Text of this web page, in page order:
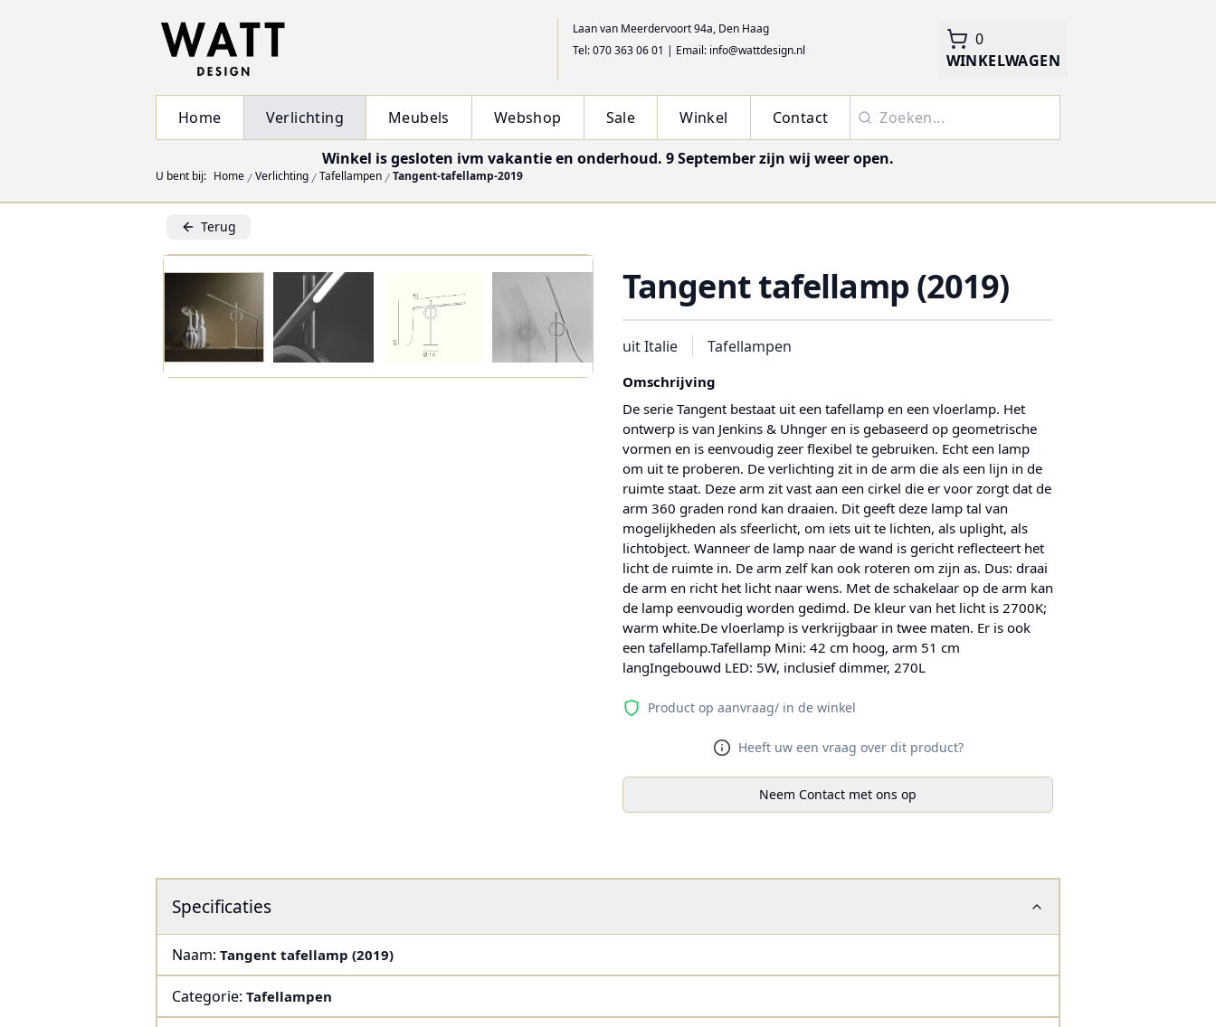
Laan van Meerdervoort 94a, Den Haag
Tel: 070 363 06 01 | Email: info@wattdesign.nl
0
WINKELWAGEN
Home Verlichting Meubels Webshop Sale Winkel Contact
Winkel is gesloten ivm vakantie en onderhoud. 9 September zijn wij weer open.
U bent bij: Home Verlichting Tafellampen Tangent-tafellamp-2019
Terug
Tangent tafellamp (2019)
uit Italie Tafellampen
Omschrijving
De serie Tangent bestaat uit een tafellamp en een vloerlamp. Het
ontwerp is van Jenkins & Uhnger en is gebaseerd op geometrische
vormen en is eenvoudig zeer flexibel te gebruiken. Echt een lamp
om uit te proberen. De verlichting zit in de arm die als een lijn in de
ruimte staat. Deze arm zit vast aan een cirkel die er voor zorgt dat de
arm 360 graden rond kan draaien. Dit geeft deze lamp tal van
mogelijkheden als sfeerlicht, om iets uit te lichten, als uplight, als
lichtobject. Wanneer de lamp naar de wand is gericht reflecteert het
licht de ruimte in. De arm zelf kan ook roteren om zijn as. Dus: draai
de arm en richt het licht naar wens. Met de schakelaar op de arm kan
de lamp eenvoudig worden gedimd. De kleur van het licht is 2700K;
warm white.De vloerlamp is verkrijgbaar in twee maten. Er is ook
een tafellamp.Tafellamp Mini: 42 cm hoog, arm 51 cm
langIngebouwd LED: 5W, inclusief dimmer, 270L
Product op aanvraag/ in de winkel
Heeft uw een vraag over dit product?
Neem Contact met ons op
Specificaties
Naam: Tangent tafellamp (2019)
Categorie: Tafellampen